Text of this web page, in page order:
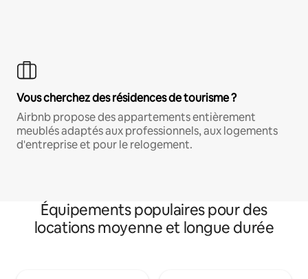
Vous cherchez des résidences de tourisme ?
Airbnb propose des appartements entièrement
meublés adaptés aux professionnels, aux logements
d'entreprise et pour le relogement.
Équipements populaires pour des
locations moyenne et longue durée